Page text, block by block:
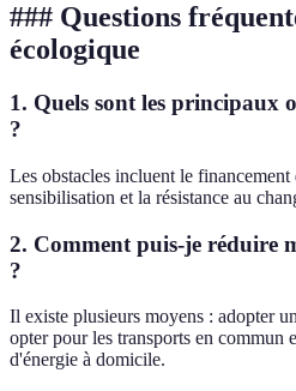
### Questions
écologique
1. Quels sont les principaux
?
Les obstacles incluent le financement
sensibilisation et la résistance au
2. Comment puis-je réduire
?
Il existe plusieurs moyens : adopter
opter pour les transports en commun
d'énergie à domicile.